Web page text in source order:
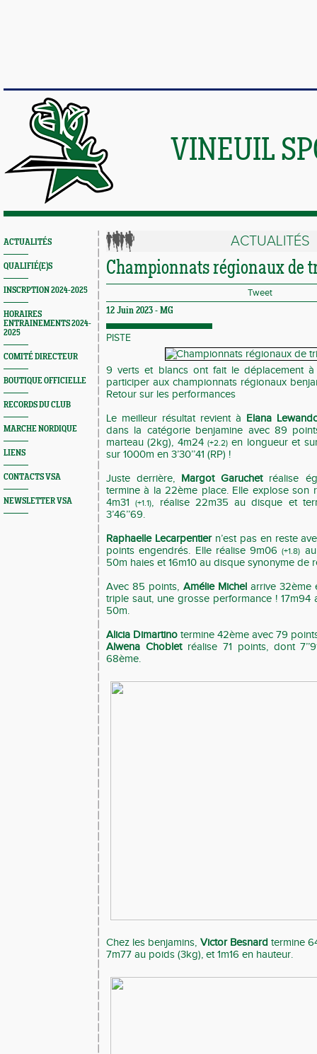
VINEUIL
ACTUALITÉS
QUALIFIÉ(E)S
INSCRPTION 2024-2025
HORAIRES
ENTRAINEMENTS 2024-
2025
COMITÉ DIRECTEUR
BOUTIQUE OFFICIELLE
RECORDS DU CLUB
MARCHE NORDIQUE
LIENS
CONTACTS VSA
NEWSLETTER VSA
ACTUALITÉS
Championnats régionaux de
Tweet
12 Juin 2023 - MG
PISTE
9 verts et blancs ont fait le déplacement
participer aux championnats régionaux
Retour sur les performances
Le meilleur résultat revient à Elana
dans la catégorie benjamine avec 89
marteau (2kg), 4m24(+2.2) en longueur et
sur 1000m en 3’30’’41 (RP) !
Juste derrière, Margot Garuchetréalise
termine à la 22ème place. Elle explose son
4m31(+1.1), réalise 22m35 au disque et
3’46’’69.
Raphaelle Lecarpentiern’est pas en reste
points engendrés. Elle réalise 9m06(+1.8)
50m haies et 16m10 au disque synonyme de
Avec 85 points, Amélie Michelarrive 32ème
triple saut, une grosse performance ! 17m94
50m.
Alicia Dimartino termine 42ème avec 79
Alwena Chobletréalise 71 points, dont
68ème.
Chez les benjamins, Victor Besnard termine
7m77 au poids (3kg), et 1m16 en hauteur.